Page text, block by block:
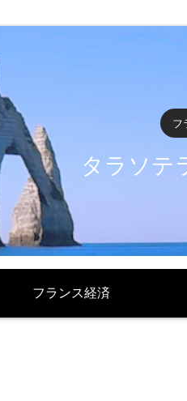
フ
タラソテ
フランス経済